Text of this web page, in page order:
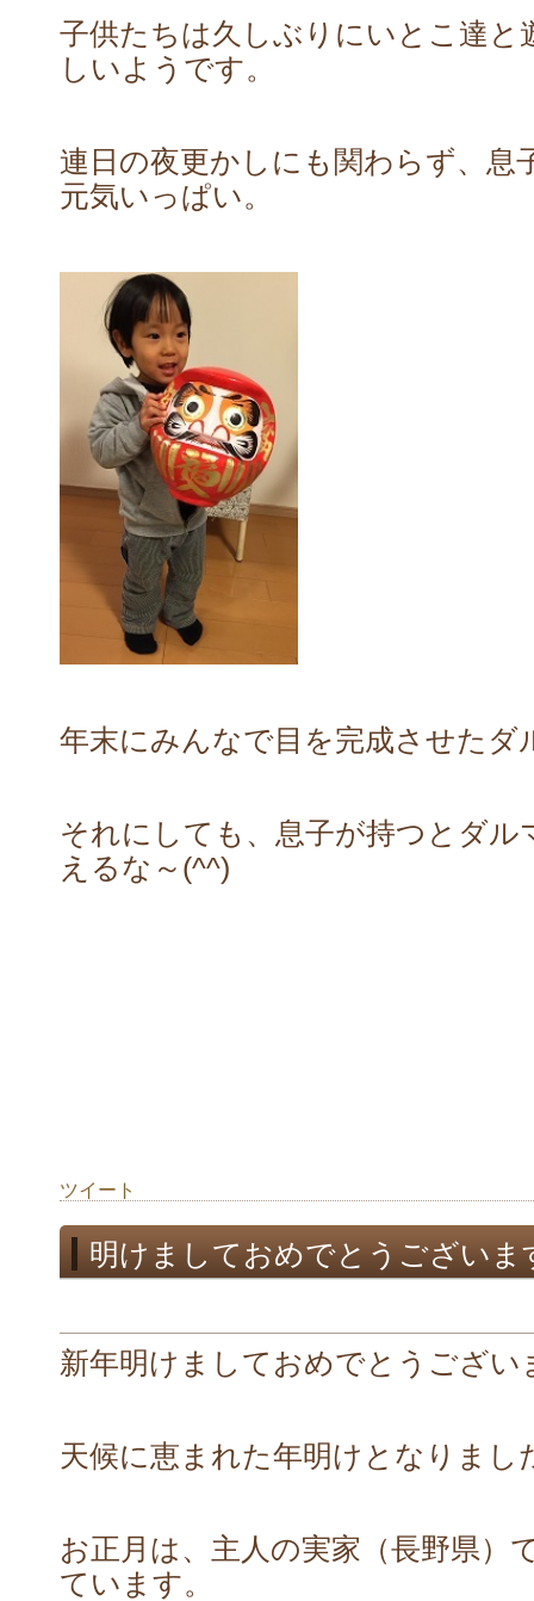
子供たちは久しぶりにいとこ達と
しいようです。
連日の夜更かしにも関わらず、息
元気いっぱい。
年末にみんなで目を完成させたダ
それにしても、息子が持つとダ
えるな～(^^)
ツイート
明けましておめでとうございま
新年明けましておめでとうござい
天候に恵まれた年明けとなりまし
お正月は、主人の実家（長野県）
ています。